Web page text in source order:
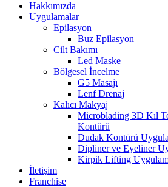
Hakkımızda
Uygulamalar
Epilasyon
Buz Epilasyon
Cilt Bakımı
Led Maske
Bölgesel İncelme
G5 Masajı
Lenf Drenaj
Kalıcı Makyaj
Microblading 3D Kıl
Kontürü
Dudak Kontürü
Dipliner ve Eyeliner
Kirpik Lifting
İletişim
Franchise